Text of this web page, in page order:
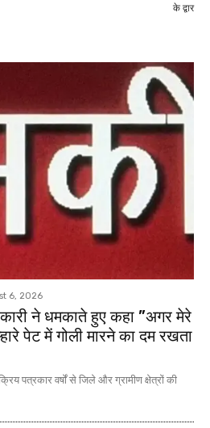
के द्वार
6, 2026
ने धमकाते हुए कहा ”अगर मेरे
पेट में गोली मारने का दम रखता
पत्रकार वर्षों से जिले और ग्रामीण क्षेत्रों की